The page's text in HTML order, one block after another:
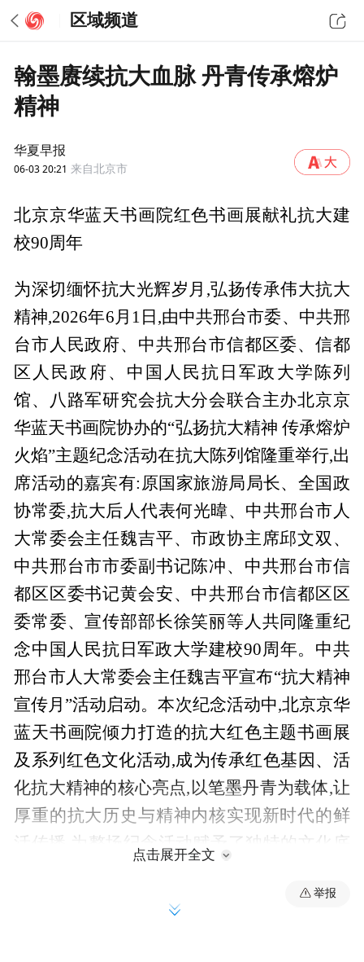
区域频道
翰墨赓续抗大血脉 丹青传承熔炉
精神
华夏早报
06-03 20:21 来自北京市
北京京华蓝天书画院红色书画展献礼抗大建
校90周年
为深切缅怀抗大光辉岁月,弘扬传承伟大抗大
精神,2026年6月1日,由中共邢台市委、中共邢
台市人民政府、中共邢台市信都区委、信都
区人民政府、中国人民抗日军政大学陈列
馆、八路军研究会抗大分会联合主办北京京
华蓝天书画院协办的“弘扬抗大精神 传承熔炉
火焰”主题纪念活动在抗大陈列馆隆重举行,出
席活动的嘉宾有:原国家旅游局局长、全国政
协常委,抗大后人代表何光暐、中共邢台市人
大常委会主任魏吉平、市政协主席邱文双、
中共邢台市市委副书记陈冲、中共邢台市信
都区区委书记黄会安、中共邢台市信都区区
委常委、宣传部部长徐笑丽等人共同隆重纪
念中国人民抗日军政大学建校90周年。中共
邢台市人大常委会主任魏吉平宣布“抗大精神
宣传月”活动启动。本次纪念活动中,北京京华
蓝天书画院倾力打造的抗大红色主题书画展
及系列红色文化活动,成为传承红色基因、活
化抗大精神的核心亮点,以笔墨丹青为载体,让
厚重的抗大历史与精神内核实现新时代的鲜
活传播,为整场纪念活动赋予了独特的文化底
点击展开全文
举报